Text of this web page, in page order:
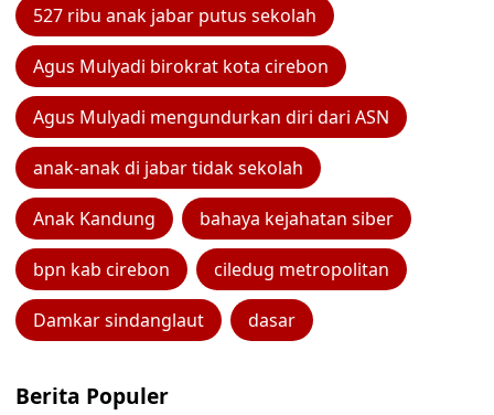
527 ribu anak jabar putus sekolah
Agus Mulyadi birokrat kota cirebon
Agus Mulyadi mengundurkan diri dari ASN
anak-anak di jabar tidak sekolah
Anak Kandung bahaya kejahatan siber
bpn kab cirebon ciledug metropolitan
Damkar sindanglaut dasar
Berita Populer